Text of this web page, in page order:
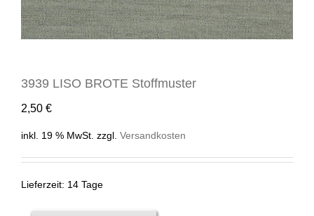
3939 LISO BROTE Stoffmuster
2,50 €
inkl. 19 % MwSt. zzgl. Versandkosten
Lieferzeit: 14 Tage